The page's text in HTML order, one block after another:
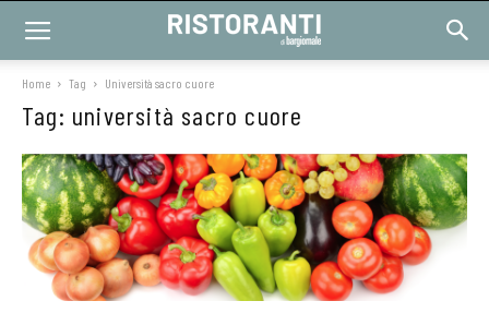
Home Tag Università sacro cuore
Tag: università sacro cuore